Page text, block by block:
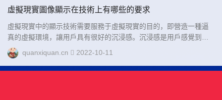
虛擬現實圖像顯示在技術上有哪些的要求
虛擬現實中的顯示技術需要服務于虛擬現實的目的，即營造一種逼
真的虛擬環境，讓用戶具有很好的沉浸感。沉浸感是用戶感覺到的
虛擬環境的真實程度，良好的沉浸感會使得用戶難以分辨環境的真
假。...
quanxiquan.cn 2022-10-11